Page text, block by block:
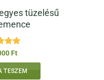
tüzelésű
5
Ft
TESZEM